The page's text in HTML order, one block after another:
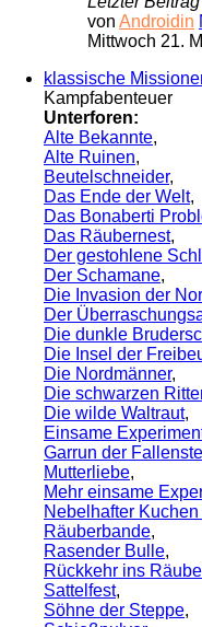
von Androidin
Mittwoch 21.
klassische
Kampfabenteuer
Unterforen:
Alte Bekannte,
Alte Ruinen,
Beutelschneider,
Das Ende der Welt,
Das Bonaberti
Das Räubernest,
Der gestohlene
Der Schamane,
Die Invasion der
Der
Die dunkle
Die Insel der
Die Nordmänner,
Die schwarzen
Die wilde Waltraut,
Einsame
Garrun der
Mutterliebe,
Mehr einsame
Nebelhafter
Räuberbande,
Rasender Bulle,
Rückkehr ins
Sattelfest,
Söhne der Steppe,